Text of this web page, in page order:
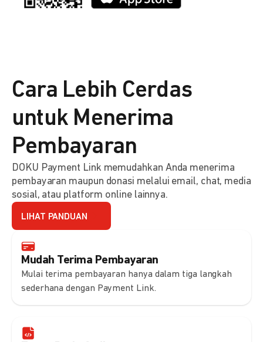
Mudah Terima Pembayaran
Mulai terima pembayaran hanya dalam tiga langkah
sederhana dengan Payment Link.
Cara Lebih Cerdas
untuk Menerima
Pembayaran
DOKU Payment Link memudahkan Anda menerima
pembayaran maupun donasi melalui email, chat, media
sosial, atau platform online lainnya.
LIHAT PANDUAN